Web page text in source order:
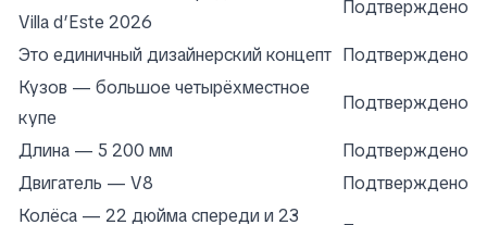
Villa d’Este 2026
Подтверждено
Это единичный дизайнерский концепт Подтверждено
Кузов — большое четырёхместное
купе
Подтверждено
Длина — 5 200 мм
Подтверждено
Двигатель — V8
Подтверждено
Колёса — 22 дюйма спереди и 23